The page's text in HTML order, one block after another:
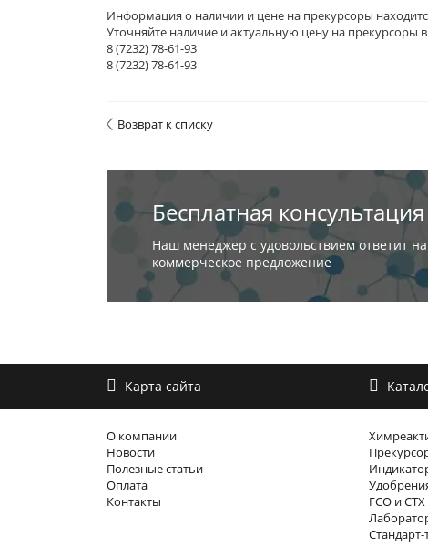
Информация о наличии и цене на прекурсоры
Уточняйте наличие и актуальную цену на прекурсоры
8 (7232) 78-61-93
8 (7232) 78-61-93
Возврат к списку
Бесплатная консультация
Наш менеджер с удовольствием ответит
коммерческое предложение
Карта сайта
О компании
Новости
Полезные статьи
Оплата
Контакты
ГСО и СТХ